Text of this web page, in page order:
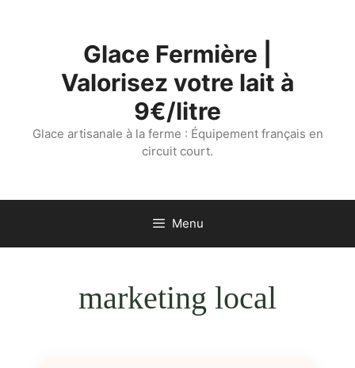
Glace Fermière |
Valorisez votre lait à
9€/litre
Glace artisanale à la ferme : Équipement français en
circuit court.
Menu
marketing local